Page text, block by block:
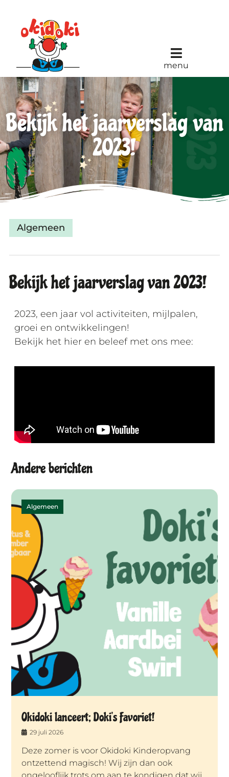
menu
Bekijk het jaarverslag van
2023!
Algemeen
Bekijk het jaarverslag van 2023!
2023, een jaar vol activiteiten, mijlpalen,
groei en ontwikkelingen!
Bekijk het hier en beleef met ons mee:
Andere berichten
Algemeen
Okidoki lanceert; Doki’s Favoriet!
29 juli 2026
Deze zomer is voor Okidoki Kinderopvang
ontzettend magisch! Wij zijn dan ook